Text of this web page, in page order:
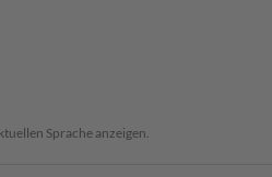
Sprache anzeigen.